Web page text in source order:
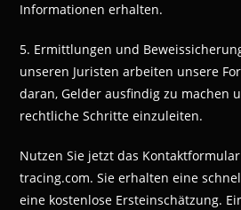
Informationen erhalten.
5. Ermittlungen und
unseren Juristen arbeiten unsere
daran, Gelder ausfindig zu machen
rechtliche Schritte einzuleiten.
Nutzen Sie jetzt das
tracing.com. Sie erhalten eine
eine kostenlose Ersteinschätzung.